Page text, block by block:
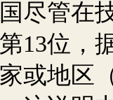
尽管在
13位，
或地区